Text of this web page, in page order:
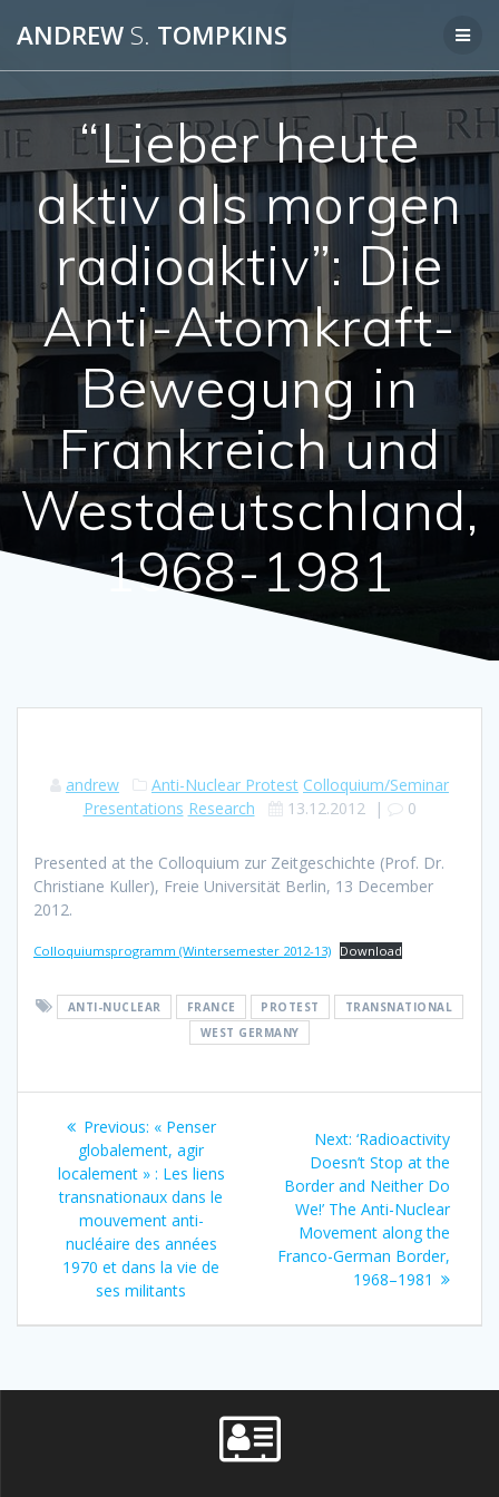
to
ANDREW S. TOMPKINS
“Lieber heute
aktiv als morgen
radioaktiv”: Die
Anti-Atomkraft-
Bewegung in
Frankreich und
Westdeutschland,
1968-1981
andrew Anti-Nuclear Protest Colloquium/Seminar
Presentations Research 13.12.2012| 0
Presented at the Colloquium zur Zeitgeschichte (Prof. Dr.
Christiane Kuller), Freie Universität Berlin, 13 December
2012.
Colloquiumsprogramm (Wintersemester 2012-13) Download
ANTI-NUCLEAR FRANCE PROTEST
TRANSNATIONAL
WEST GERMANY
Post
navigation
Previous: Previous
post:
« Penser
globalement, agir
localement » : Les liens
transnationaux dans le
mouvement anti-
nucléaire des années
1970 et dans la vie de
ses militants
Next: Next
post:
‘Radioactivity
Doesn’t Stop at the
Border and Neither Do
We!’ The Anti-Nuclear
Movement along the
Franco-German Border,
1968–1981